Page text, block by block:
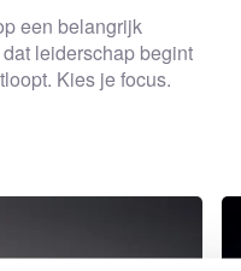
een belangrijk
leiderschap begint
Kies je focus.